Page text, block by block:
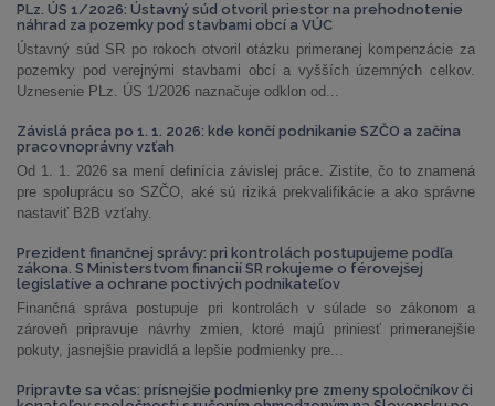
PLz. ÚS 1/2026: Ústavný súd otvoril priestor na prehodnotenie
náhrad za pozemky pod stavbami obcí a VÚC
Ústavný súd SR po rokoch otvoril otázku primeranej kompenzácie za
pozemky pod verejnými stavbami obcí a vyšších územných celkov.
Uznesenie PLz. ÚS 1/2026 naznačuje odklon od...
Závislá práca po 1. 1. 2026: kde končí podnikanie SZČO a začína
pracovnoprávny vzťah
Od 1. 1. 2026 sa mení definícia závislej práce. Zistite, čo to znamená
pre spoluprácu so SZČO, aké sú riziká prekvalifikácie a ako správne
nastaviť B2B vzťahy.
Prezident finančnej správy: pri kontrolách postupujeme podľa
zákona. S Ministerstvom financií SR rokujeme o férovejšej
legislatíve a ochrane poctivých podnikateľov
Finančná správa postupuje pri kontrolách v súlade so zákonom a
zároveň pripravuje návrhy zmien, ktoré majú priniesť primeranejšie
pokuty, jasnejšie pravidlá a lepšie podmienky pre...
Pripravte sa včas: prísnejšie podmienky pre zmeny spoločníkov či